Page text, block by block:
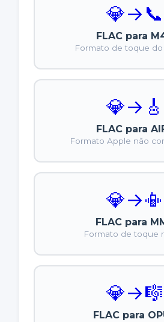
💎→📞
FLAC para
Formato de toque
💎→ 🎸
FLAC para
Formato Apple não
💎→📳
FLAC para
Formato de toque
💎→🎼
FLAC para